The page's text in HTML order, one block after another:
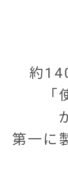
約
第一に